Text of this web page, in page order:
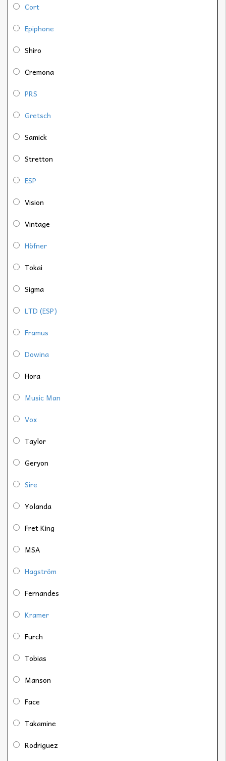
Cort
Epiphone
Shiro
Cremona
PRS
Gretsch
Samick
Stretton
ESP
Vision
Vintage
Höfner
Tokai
Sigma
LTD (ESP)
Framus
Dowina
Hora
Music Man
Vox
Taylor
Geryon
Sire
Yolanda
Fret King
MSA
Hagström
Fernandes
Kramer
Furch
Tobias
Manson
Face
Takamine
Rodriguez